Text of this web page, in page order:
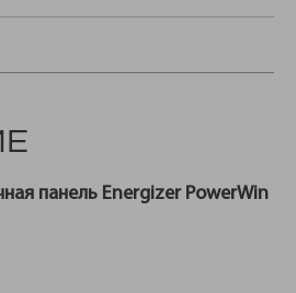
панель Energizer PowerWin